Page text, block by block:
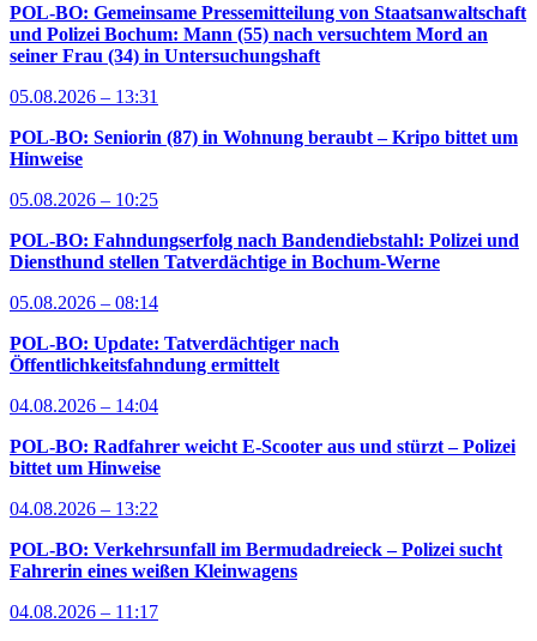
POL-BO: Gemeinsame Pressemitteilung von Staatsanwaltschaft
und Polizei Bochum: Mann (55) nach versuchtem Mord an
seiner Frau (34) in Untersuchungshaft
05.08.2026 – 13:31
POL-BO: Seniorin (87) in Wohnung beraubt – Kripo bittet um
Hinweise
05.08.2026 – 10:25
POL-BO: Fahndungserfolg nach Bandendiebstahl: Polizei und
Diensthund stellen Tatverdächtige in Bochum-Werne
05.08.2026 – 08:14
POL-BO: Update: Tatverdächtiger nach
Öffentlichkeitsfahndung ermittelt
04.08.2026 – 14:04
POL-BO: Radfahrer weicht E-Scooter aus und stürzt – Polizei
bittet um Hinweise
04.08.2026 – 13:22
POL-BO: Verkehrsunfall im Bermudadreieck – Polizei sucht
Fahrerin eines weißen Kleinwagens
04.08.2026 – 11:17